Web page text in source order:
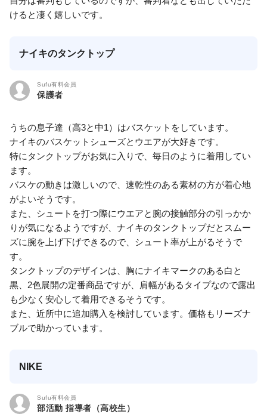
けると凄く嬉しいです。
ナイキのタンクトップ
Sufu有料会員
保護者
うちの息子達（高3と中1）はバスケットをしています。
ナイキのバスケットシューズとウエアが大好きです。
特にタンクトップがお気に入りで、毎日のように着用してい
ます。
バスケの動きは激しいので、速乾性のある素材の方が着心地
がよいそうです。
また、シュートを打つ際にウエアと腕の接触部分の引っかか
りが気になるようですが、ナイキのタンクトップだとスムー
ズに腕を上げ下げできるので、シュート率が上がるそうで
す。
タンクトップのデザインは、胸にナイキマークのある白と
黒、2色展開の定番商品ですが、肩幅があるタイプなので露出
も少なく安心して着用できるそうです。
また、近所中に追加購入を検討しています。価格もリーズナ
ブルで助かっています。
NIKE
Sufu有料会員
部活動 指導者（高校生）